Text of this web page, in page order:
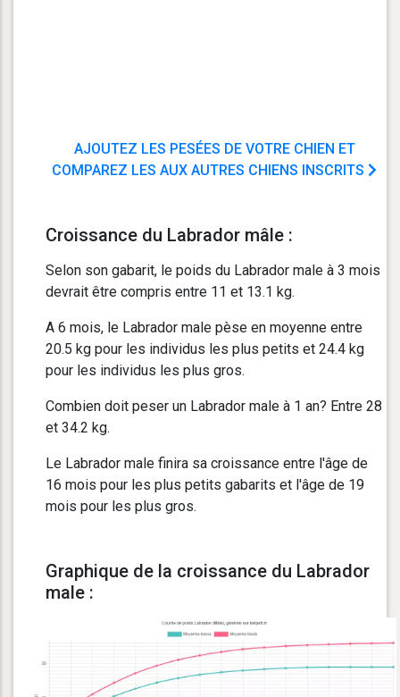
AJOUTEZ LES PESÉES DE VOTRE CHIEN ET
COMPAREZ LES AUX AUTRES CHIENS INSCRITS
Croissance du Labrador mâle :
Selon son gabarit, le poids du Labrador male à 3 mois
devrait être compris entre 11 et 13.1 kg.
A 6 mois, le Labrador male pèse en moyenne entre
20.5 kg pour les individus les plus petits et 24.4 kg
pour les individus les plus gros.
Combien doit peser un Labrador male à 1 an? Entre 28
et 34.2 kg.
Le Labrador male finira sa croissance entre l'âge de
16 mois pour les plus petits gabarits et l'âge de 19
mois pour les plus gros.
Graphique de la croissance du Labrador
male :